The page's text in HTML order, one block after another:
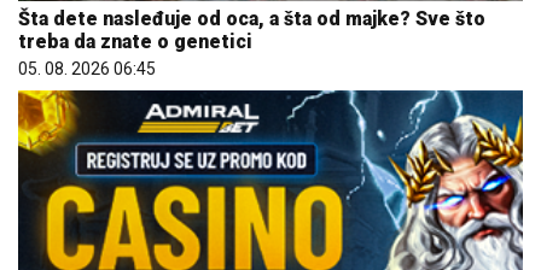
Šta dete nasleđuje od oca, a šta od majke? Sve što
treba da znate o genetici
05. 08. 2026 06:45